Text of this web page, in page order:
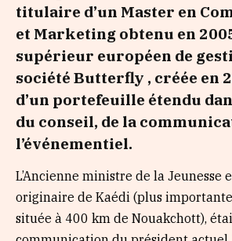
titulaire d’un Master en
et Marketing obtenu en
supérieur européen de
société Butterfly , créée en
d’un portefeuille étendu
du conseil, de la
l’événementiel.
L’Ancienne ministre de la Jeunesse
originaire de Kaédi (plus
située à 400 km de Nouakchott),